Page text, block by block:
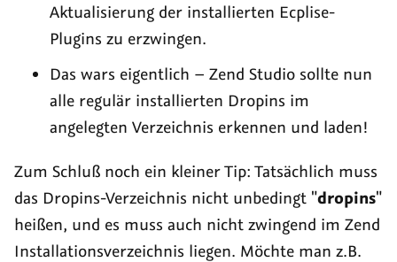
Aktualisierung der installierten Ecplise-
Plugins zu erzwingen.
Das wars eigentlich – Zend Studio sollte nun
alle regulär installierten Dropins im
angelegten Verzeichnis erkennen und laden!
Zum Schluß noch ein kleiner Tip: Tatsächlich muss
das Dropins-Verzeichnis nicht unbedingt "dropins"
heißen, und es muss auch nicht zwingend im Zend
Installationsverzeichnis liegen. Möchte man z.B.